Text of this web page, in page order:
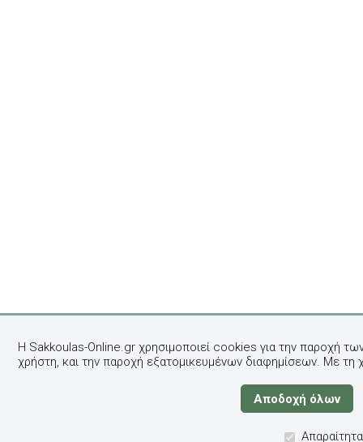
Η Sakkoulas-Online.gr χρησιμοποιεί cookies για την παροχή
χρήστη, και την παροχή εξατομικευμένων διαφημίσεων. Με